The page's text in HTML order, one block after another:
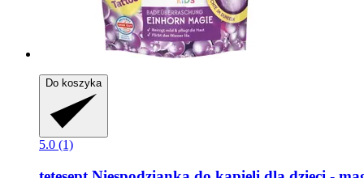
Do koszyka
5.0 (1)